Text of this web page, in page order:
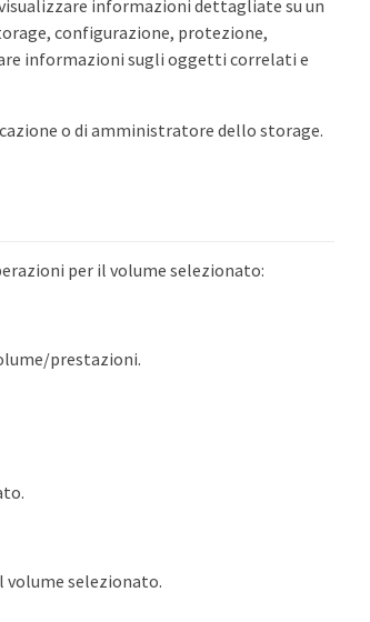
informazioni dettagliate su un
configurazione, protezione,
informazioni sugli oggetti correlati e
o di amministratore dello storage.
per il volume selezionato:
prestazioni.
volume selezionato.